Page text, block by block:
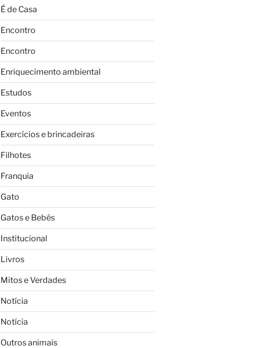
É de Casa
Encontro
Encontro
Enriquecimento ambiental
Estudos
Eventos
Exercícios e brincadeiras
Filhotes
Franquia
Gato
Gatos e Bebês
Institucional
Livros
Mitos e Verdades
Notícia
Notícia
Outros animais